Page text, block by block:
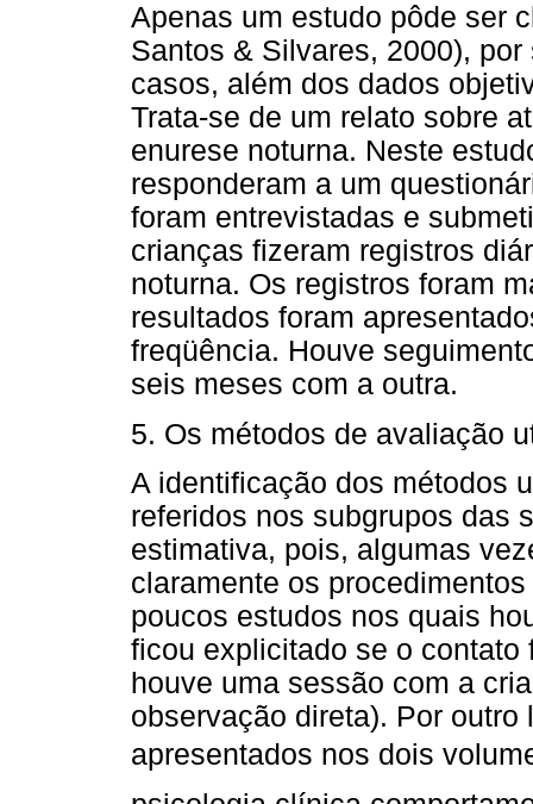
Apenas um estudo pôde ser
Santos & Silvares, 2000),
casos, além dos dados
Trata-se de um relato sobre
enurese noturna. Neste
responderam a um
foram entrevistadas e
crianças fizeram registros
noturna. Os registros foram
resultados foram
freqüência. Houve
seis meses com a outra.
5. Os métodos de avaliação
A identificação dos métodos
referidos nos subgrupos das
estimativa, pois, algumas
claramente os
poucos estudos nos quais
ficou explicitado se o
houve uma sessão com a
observação direta). Por
apresentados nos dois